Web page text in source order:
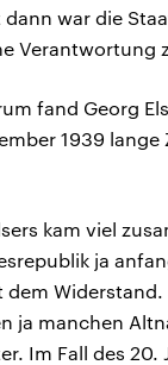
war die
Verantwortung
fand Georg
1939 lange
kam viel
ja
Widerstand.
ja manchen
Im Fall des 20.